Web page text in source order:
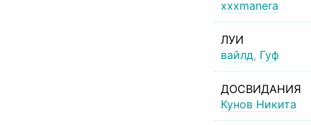
xxxmanera
ЛУИ
вайлд, Гуф
ДОСВИДАНИЯ
Кунов Никита